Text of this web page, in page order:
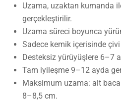
Uzama, uzaktan kumanda
gerçekleştirilir.
Uzama süreci boyunca
Sadece kemik içerisinde
Desteksiz yürüyüşlere 6–7
Tam iyileşme 9–12 ayda
Maksimum uzama: alt
8–8,5 cm.